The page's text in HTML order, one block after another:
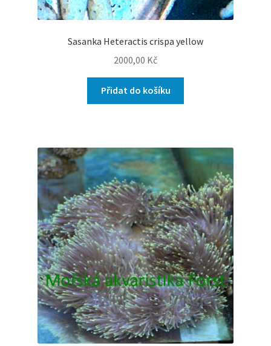
Sasanka Heteractis crispa yellow
2000,00 Kč
Přidat do košíku